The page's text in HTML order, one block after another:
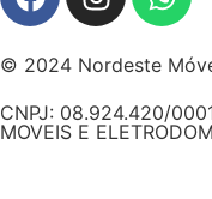
© 2024 Nordeste
CNPJ: 08.924.420/
MOVEIS E